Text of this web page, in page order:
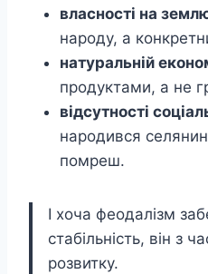
власності на
народу, а
натуральній
продуктами, а не
відсутності
народився
помреш.
І хоча феодалізм
стабільність, він з
розвитку.